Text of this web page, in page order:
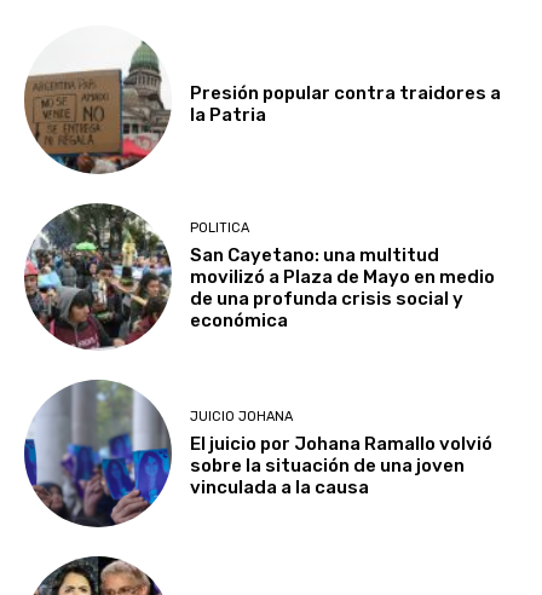
Presión popular contra traidores a
la Patria
POLITICA
San Cayetano: una multitud
movilizó a Plaza de Mayo en medio
de una profunda crisis social y
económica
JUICIO JOHANA
El juicio por Johana Ramallo volvió
sobre la situación de una joven
vinculada a la causa